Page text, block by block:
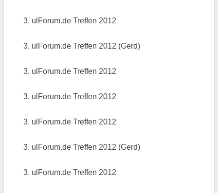
3. ulForum.de Treffen 2012
3. ulForum.de Treffen 2012 (Gerd)
3. ulForum.de Treffen 2012
3. ulForum.de Treffen 2012
3. ulForum.de Treffen 2012
3. ulForum.de Treffen 2012 (Gerd)
3. ulForum.de Treffen 2012